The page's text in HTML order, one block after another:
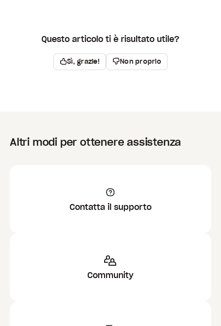
Questo articolo ti è risultato utile?
Sì, grazie! Non proprio
Altri modi per ottenere assistenza
Contatta il supporto
Community